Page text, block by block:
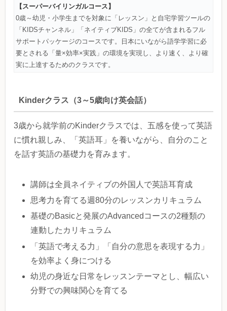
【スーパーバイリンガルコース】
0歳～幼児・小学生までを対象に「レッスン」と自宅学習ツールの
「KIDSチャンネル」「ネイティブKIDS」の全てが含まれるフル
サポートパッケージのコースです。日本にいながら語学学習に必
要とされる「量×効率×実践」の環境を実現し、より速く、より確
実に上達するためのクラスです。
Kinderクラス（3～5歳向け英会話）
3歳から就学前のKinderクラスでは、五感を使って英語
に慣れ親しみ、「英語耳」を養いながら、自分のこと
を話す英語の基礎力を育みます。
講師は全員ネイティブの外国人で英語耳育成
思考力を育てる週80分のレッスンカリキュラム
基礎のBasicと発展のAdvancedコースの2種類の
連動したカリキュラム
「英語で考える力」「自分の意思を表現する力」
を効率よく身につける
幼児の身近な日常をレッスンテーマとし、幅広い
分野での興味関心を育てる